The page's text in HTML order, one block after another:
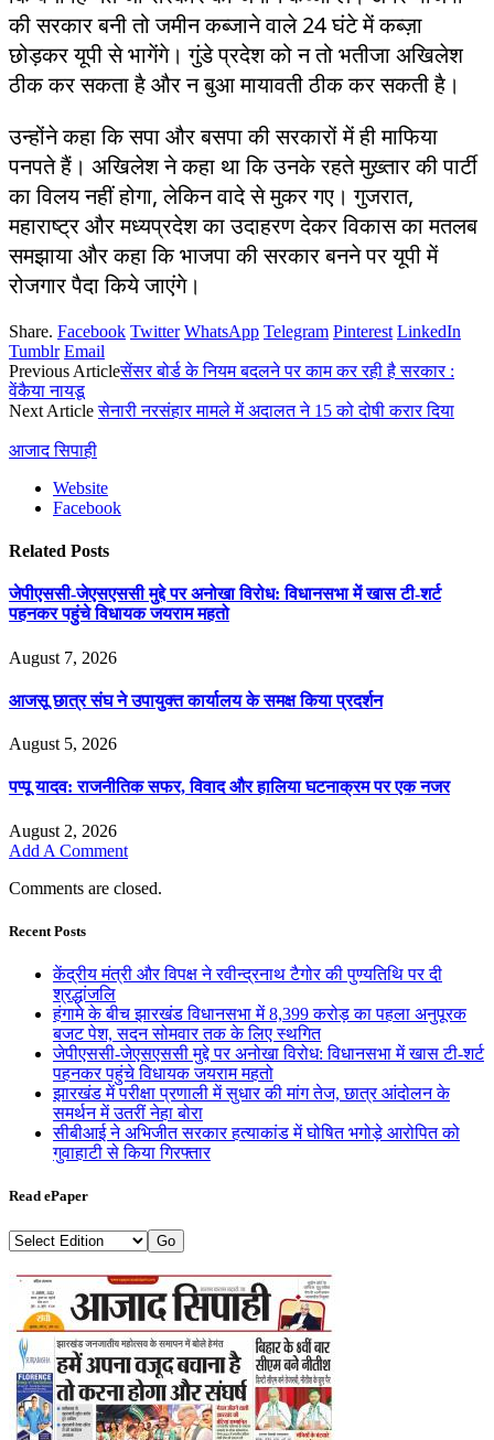
की सरकार बनी तो जमीन कब्जाने वाले 24 घंटे में कब्ज़ा
छोड़कर यूपी से भागेंगे। गुंडे प्रदेश को न तो भतीजा अखिलेश
ठीक कर सकता है और न बुआ मायावती ठीक कर सकती है।
उन्होंने कहा कि सपा और बसपा की सरकारों में ही माफिया
पनपते हैं। अखिलेश ने कहा था कि उनके रहते मुख़्तार की पार्टी
का विलय नहीं होगा, लेकिन वादे से मुकर गए। गुजरात,
महाराष्ट्र और मध्यप्रदेश का उदाहरण देकर विकास का मतलब
समझाया और कहा कि भाजपा की सरकार बनने पर यूपी में
रोजगार पैदा किये जाएंगे।
Share. Facebook Twitter WhatsApp Telegram Pinterest LinkedIn
Tumblr Email
Previous Articleसेंसर बोर्ड के नियम बदलने पर काम कर रही है सरकार :
वेंकैया नायडू
Next Articleसेनारी नरसंहार मामले में अदालत ने 15 को दोषी करार दिया
आजाद सिपाही
Website
Facebook
Related Posts
जेपीएससी-जेएसएससी मुद्दे पर अनोखा विरोध: विधानसभा में खास टी-शर्ट
पहनकर पहुंचे विधायक जयराम महतो
August 7, 2026
आजसू छात्र संघ ने उपायुक्त कार्यालय के समक्ष किया प्रदर्शन
August 5, 2026
पप्पू यादव: राजनीतिक सफर, विवाद और हालिया घटनाक्रम पर एक नजर
August 2, 2026
Add A Comment
Comments are closed.
Recent Posts
केंद्रीय मंत्री और विपक्ष ने रवीन्द्रनाथ टैगोर की पुण्यतिथि पर दी
श्रद्धांजलि
हंगामे के बीच झारखंड विधानसभा में 8,399 करोड़ का पहला अनुपूरक
बजट पेश, सदन सोमवार तक के लिए स्थगित
जेपीएससी-जेएसएससी मुद्दे पर अनोखा विरोध: विधानसभा में खास टी-शर्ट
पहनकर पहुंचे विधायक जयराम महतो
झारखंड में परीक्षा प्रणाली में सुधार की मांग तेज, छात्र आंदोलन के
समर्थन में उतरीं नेहा बोरा
सीबीआई ने अभिजीत सरकार हत्याकांड में घोषित भगोड़े आरोपित को
गुवाहाटी से किया गिरफ्तार
Read ePaper